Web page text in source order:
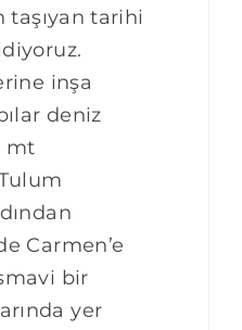
taşıyan tarihi
inşa
deniz
mt
Carmen’e
bir
yer